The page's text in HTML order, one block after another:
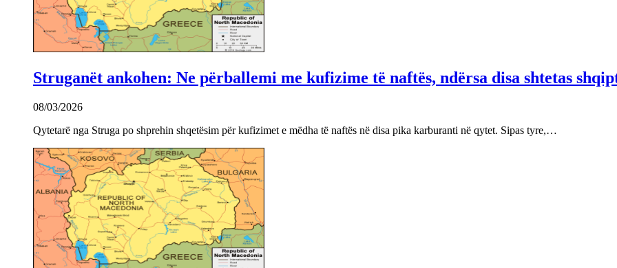
Struganët ankohen: Ne përballemi me kufizime të naftës, ndërsa disa shtetas
08/03/2026
Qytetarë nga Struga po shprehin shqetësim për kufizimet e mëdha të naftës në disa pika karburanti në qytet. Sipas tyre,…